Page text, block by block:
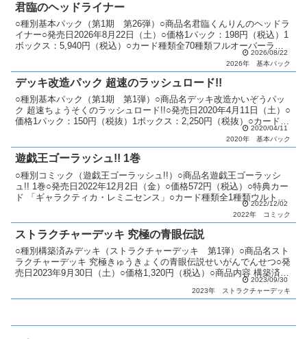
君臨のヘッドライナー
○種別基本パック（第1期 第26弾）○商品名君臨くんりんのヘッドラ
イナー○発売日2026年8月22日（土）○価格1パック：198円（税込）1
ボックス：5,940円（税込）○カード種類全70種類フルオーバーラッ
2026/08/22
2026年
基本パック
デッキ改造パック 超速のラッシュロード!!
○種別基本パック（第1期 第1弾）○商品名デッキ改造かいぞうパッ
ク 超速ちょうそくのラッシュロード!!○発売日2020年4月11日（土）○
価格1パック：150円（税抜）1ボックス：2,250円（税抜）○カード種
2020/04/11
2020年
基本パック
遊戯王ゴーラッシュ!! 1巻
○種別コミック（遊戯王ゴーラッシュ!!）○商品名遊戯王ゴーラッシ
ュ!! 1巻○発売日2022年12月2日（金）○価格572円（税込）○特典カー
ド 「ギャラクティカ・レミニセンス」○カード種類全1種類ウルトラ
2022/12/02
2022年
コミック
ストラクチャーデッキ 究極の青眼伝説
○種別構築済みデッキ（ストラクチャーデッキ 第1弾）○商品名スト
ラクチャーデッキ 究極きゅうきょくの青眼伝説せいがんでんせつ○発
売日2023年9月30日（土）○価格1,320円（税込）○商品内容 構築済み
2023/09/30
2023年
ストラクチャーデッキ